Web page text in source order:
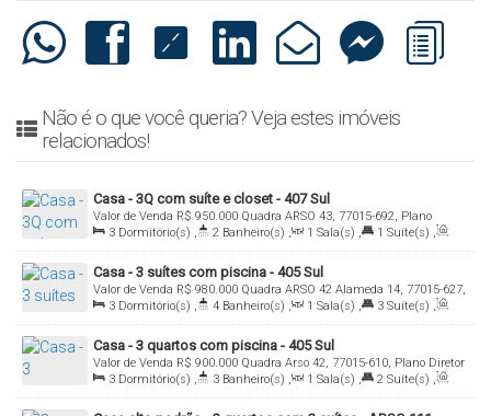
Não é o que você queria? Veja estes imóveis
relacionados!
Casa - 3Q com suíte e closet - 407 Sul
R$ 950.000
Valor de Venda
Quadra ARSO 43, 77015-692, Plano
Diretor Sul, Palmas, Tocantins, Brasil
3 Dormitório(s) , 2 Banheiro(s) , 1 Sala(s) , 1 Suíte(s) ,
Total: 224.00m² , 2 Vaga(s)
Casa - 3 suítes com piscina - 405 Sul
R$ 980.000
Valor de Venda
Quadra ARSO 42 Alameda 14, 77015-627,
Plano Diretor Sul, Palmas, Tocantins, Brasil
3 Dormitório(s) , 4 Banheiro(s) , 1 Sala(s) , 3 Suíte(s) ,
Total: 225.00m² , 2 Vaga(s)
Casa - 3 quartos com piscina - 405 Sul
R$ 900.000
Valor de Venda
Quadra Arso 42, 77015-610, Plano Diretor
Sul, Palmas, Tocantins, Brasil
3 Dormitório(s) , 3 Banheiro(s) , 1 Sala(s) , 2 Suíte(s) ,
Total: 420.00m² , 2 Vaga(s)